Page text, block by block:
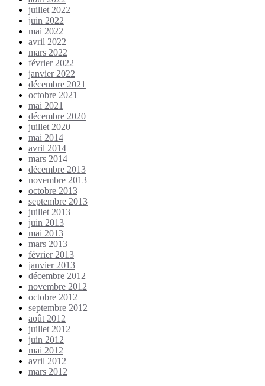
juillet 2022
juin 2022
mai 2022
avril 2022
mars 2022
février 2022
janvier 2022
décembre 2021
octobre 2021
mai 2021
décembre 2020
juillet 2020
mai 2014
avril 2014
mars 2014
décembre 2013
novembre 2013
octobre 2013
septembre 2013
juillet 2013
juin 2013
mai 2013
mars 2013
février 2013
janvier 2013
décembre 2012
novembre 2012
octobre 2012
septembre 2012
août 2012
juillet 2012
juin 2012
mai 2012
avril 2012
mars 2012